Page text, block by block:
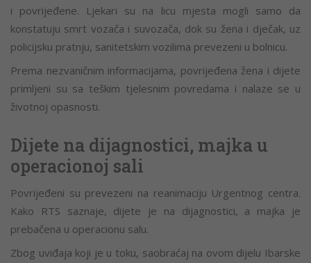
i povrijeđene. Ljekari su na licu mjesta mogli samo da
konstatuju smrt vozača i suvozača, dok su žena i dječak, uz
policijsku pratnju, sanitetskim vozilima prevezeni u bolnicu.
Prema nezvaničnim informacijama, povrijeđena žena i dijete
primljeni su sa teškim tjelesnim povredama i nalaze se u
životnoj opasnosti.
Dijete na dijagnostici, majka u
operacionoj sali
Povrijeđeni su prevezeni na reanimaciju Urgentnog centra.
Kako RTS saznaje, dijete je na dijagnostici, a majka je
prebačena u operacionu salu.
Zbog uviđaja koji je u toku, saobraćaj na ovom dijelu Ibarske